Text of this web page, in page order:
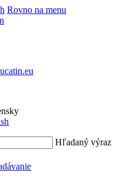
Rovno na menu
Hľadaný výraz